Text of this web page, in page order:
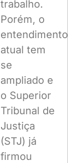
trabalho.
Porém, o
entendimento
atual tem
se
ampliado e
o Superior
Tribunal de
Justiça
(STJ) já
firmou